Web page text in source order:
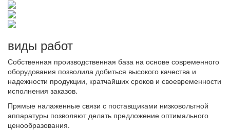
виды работ
Собственная производственная база на основе современного
оборудования позволила добиться высокого качества и
надежности продукции, кратчайших сроков и своевременности
исполнения заказов.
Прямые налаженные связи с поставщиками низковольтной
аппаратуры позволяют делать предложение оптимального
ценообразования.